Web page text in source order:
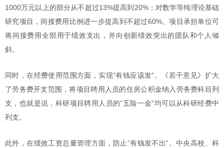
1000万元以上的部分从不超过13%提高到20%；对数学等纯理论基础
研究项目，间接费用比例进一步提高到不超过60%。项目承担单位可
将间接费用全部用于绩效支出，并向创新绩效突出的团队和个人倾
斜。
同时，在经费使用范围方面，实现“有钱应该发”。《若干意见》扩大
了劳务费开支范围，将项目聘用人员的住房公积金纳入劳务费科目列
支，也就是说，科研项目聘用人员的“五险一金”均可以从科研经费中
列支。
此外，在绩效工资总量管理方面，防止“有钱发不出”。中央高校、科